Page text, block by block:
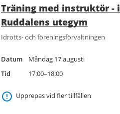
Träning med instruktör - i
Ruddalens utegym
Idrotts- och föreningsförvaltningen
Datum
Måndag 17 augusti
Tid
17:00–18:00
Upprepas vid fler tillfällen